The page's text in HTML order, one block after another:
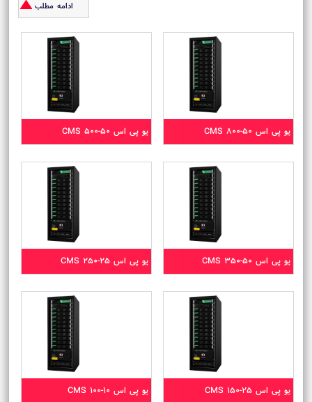
ادامه مطلب
یو پی اس CMS 800-50 یو پی اس CMS 500-50
یو پی اس CMS 350-50 یو پی اس CMS 250-25
یو پی اس CMS 150-25 یو پی اس CMS 100-10